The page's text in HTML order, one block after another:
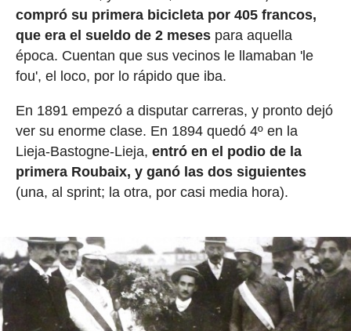
compró su primera bicicleta por 405 francos,
que era el sueldo de 2 mesespara aquella
época. Cuentan que sus vecinos le llamaban 'le
fou', el loco, por lo rápido que iba.
En 1891 empezó a disputar carreras, y pronto dejó
ver su enorme clase. En 1894 quedó 4º en la
Lieja-Bastogne-Lieja, entró en el podio de la
primera Roubaix, y ganó las dos siguientes
(una, al sprint; la otra, por casi media hora).